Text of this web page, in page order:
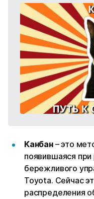
Канбан – это
появившаяся
бережливого
Toyota. Сейчас
распределения